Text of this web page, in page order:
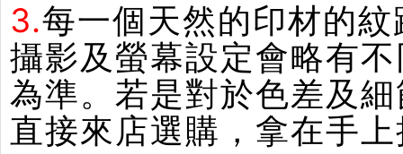
3.每一個天然的印材的
攝影及螢幕設定會略有
為準。若是對於色差及
直接來店選購，拿在手